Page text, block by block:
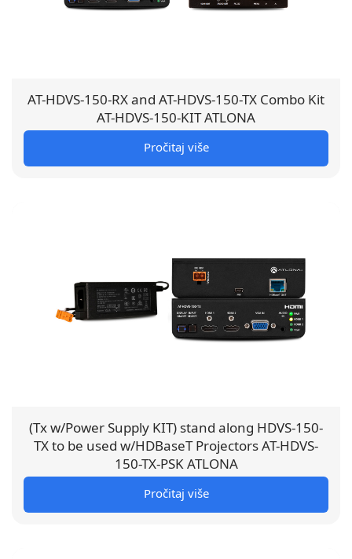
AT-HDVS-150-RX and AT-HDVS-150-TX Combo Kit
AT-HDVS-150-KIT ATLONA
Pročitaj više
(Tx w/Power Supply KIT) stand along HDVS-150-
TX to be used w/HDBaseT Projectors AT-HDVS-
150-TX-PSK ATLONA
Pročitaj više